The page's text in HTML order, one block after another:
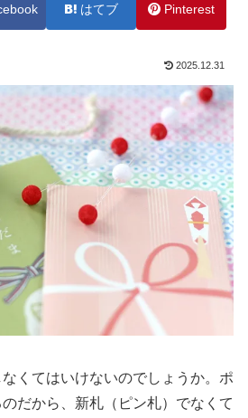
はてブ Pinterest
2025.12.31
くてはいけないのでしょうか。ポ
だから、新札（ピン札）でなくて